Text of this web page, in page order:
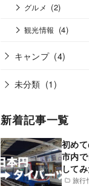
グルメ (2)
観光情報 (4)
キャンプ (4)
未分類 (1)
新着記事一覧
旅行
初め
市内
して